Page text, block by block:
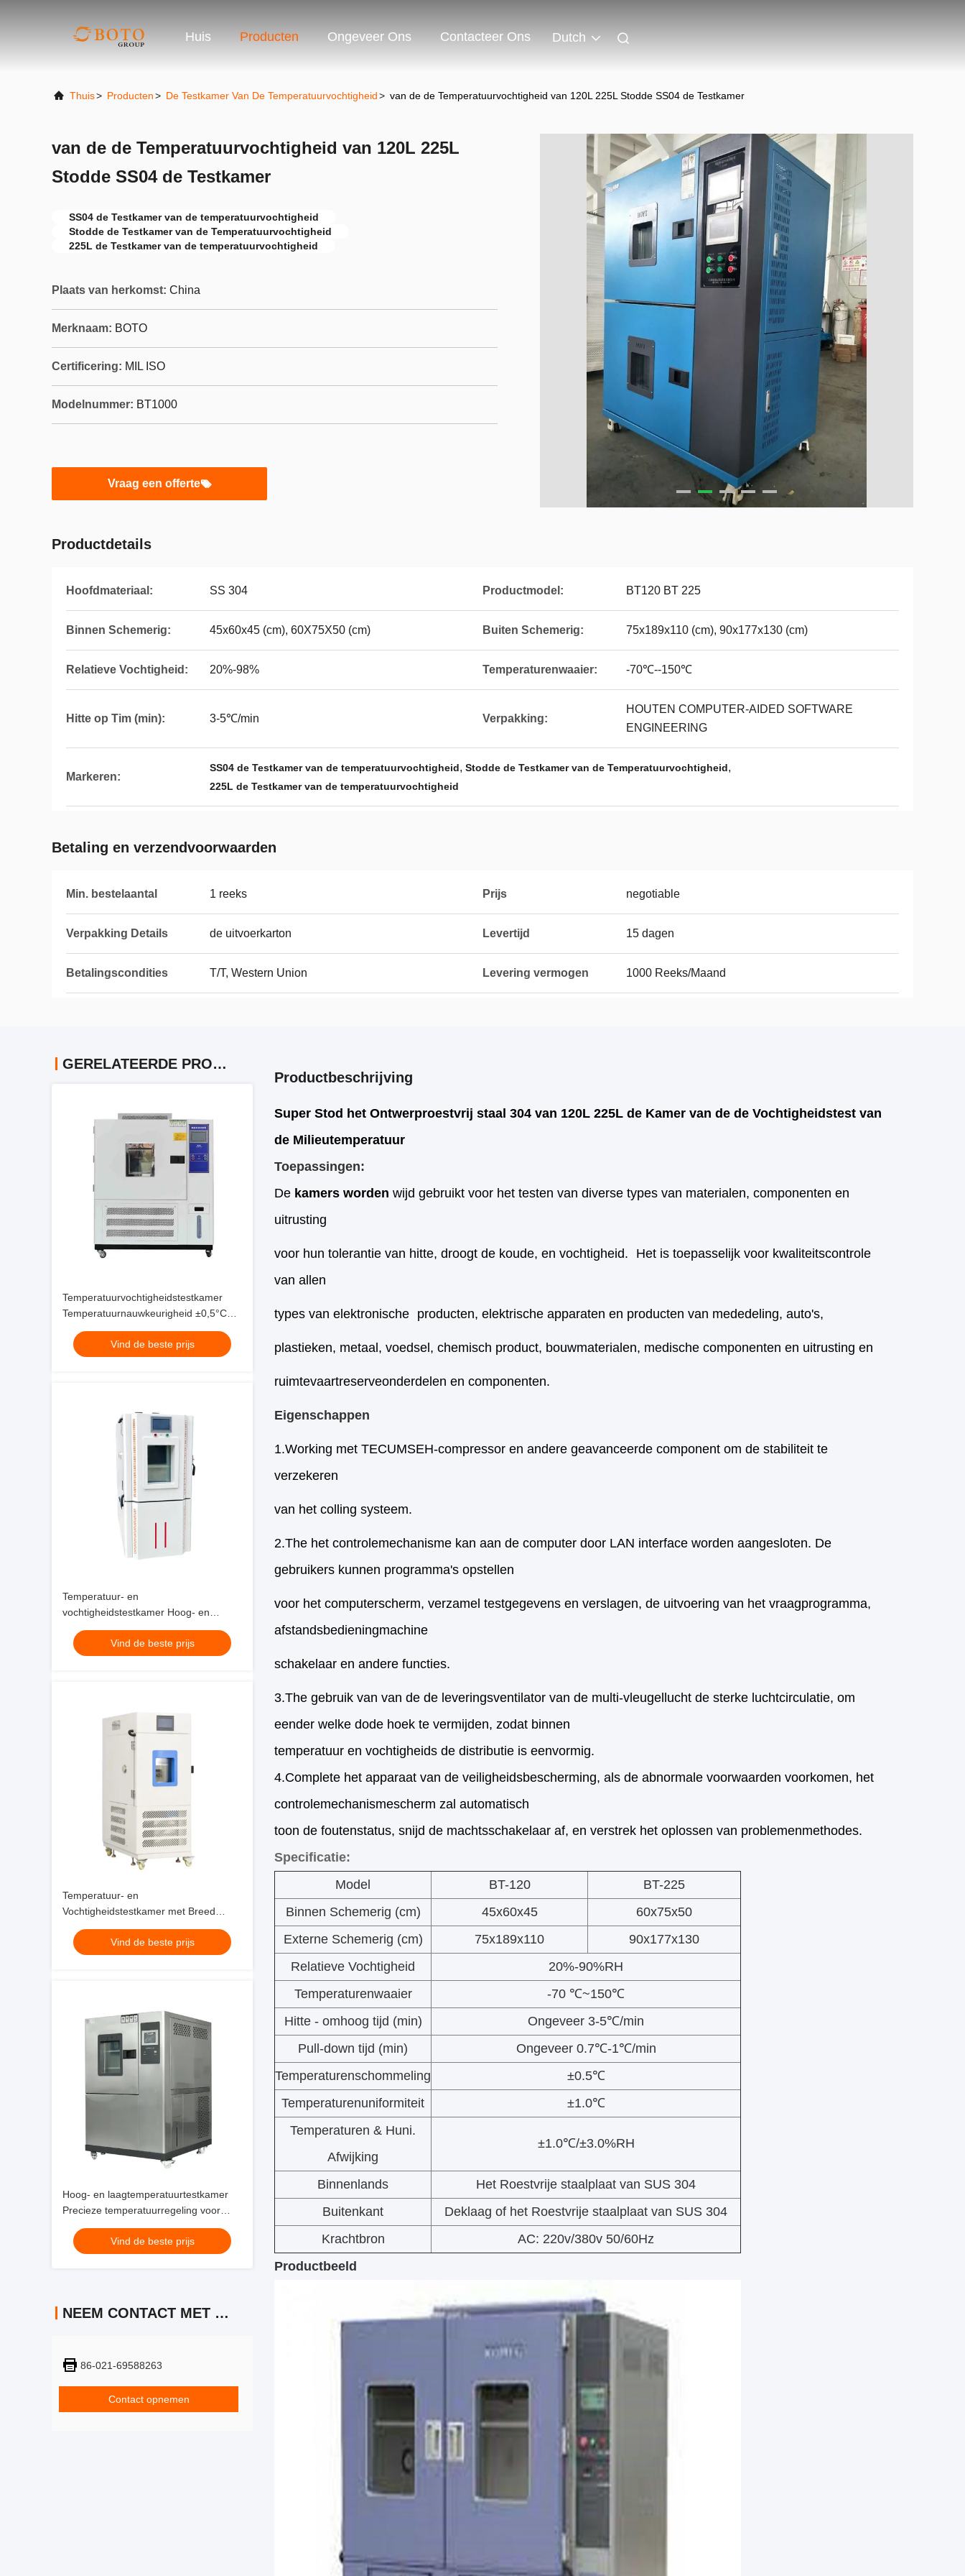
Huis Producten Ongeveer Ons Contacteer Ons Dutch
Thuis> Producten> De Testkamer Van De Temperatuurvochtigheid> van de de Temperatuurvochtigheid van 120L 225L Stodde SS04 de Testkamer
van de de Temperatuurvochtigheid van 120L 225L
Stodde SS04 de Testkamer
SS04 de Testkamer van de temperatuurvochtigheid
Stodde de Testkamer van de Temperatuurvochtigheid
225L de Testkamer van de temperatuurvochtigheid
Plaats van herkomst: China
Merknaam: BOTO
Certificering: MIL ISO
Modelnummer: BT1000
Vraag een offerte
Productdetails
Hoofdmateriaal: SS 304 Productmodel: BT120 BT 225
Binnen Schemerig: 45x60x45 (cm), 60X75X50 (cm) Buiten Schemerig: 75x189x110 (cm), 90x177x130 (cm)
Relatieve Vochtigheid: 20%-98% Temperaturenwaaier: -70℃--150℃
Hitte op Tim (min): 3-5℃/min Verpakking:
HOUTEN COMPUTER-AIDED SOFTWARE
ENGINEERING
Markeren:
SS04 de Testkamer van de temperatuurvochtigheid, Stodde de Testkamer van de Temperatuurvochtigheid,
225L de Testkamer van de temperatuurvochtigheid
Betaling en verzendvoorwaarden
Min. bestelaantal 1 reeks Prijs negotiable
Verpakking Details de uitvoerkarton Levertijd 15 dagen
Betalingscondities T/T, Western Union Levering vermogen 1000 Reeks/Maand
GERELATEERDE PRODUCTEN
Temperatuurvochtigheidstestkamer
Temperatuurnauwkeurigheid ±0,5°C
Met Temperatuurbereik -70°C ~ 180°C
Vind de beste prijs
Temperatuur- en
vochtigheidstestkamer Hoog- en
laagtemperatuurstestkamer voor
betrouwbaarheidstests
Vind de beste prijs
Temperatuur- en
Vochtigheidstestkamer met Breed
Temperatuurbereik -70℃~+180℃
Vind de beste prijs
Hoog- en laagtemperatuurtestkamer
Precieze temperatuurregeling voor
batterijonderzoek
Vind de beste prijs
NEEM CONTACT MET ONS OP
86-021-69588263
Contact opnemen
Productbeschrijving
Super Stod het Ontwerproestvrij staal 304 van 120L 225L de Kamer van de de Vochtigheidstest van
de Milieutemperatuur
Toepassingen:
De kamers worden wijd gebruikt voor het testen van diverse types van materialen, componenten en
uitrusting
voor hun tolerantie van hitte, droogt de koude, en vochtigheid.
Het is toepasselijk voor kwaliteitscontrole
van allen
types van elektronische producten, elektrische apparaten en producten van mededeling, auto's,
plastieken, metaal, voedsel, chemisch product, bouwmaterialen, medische componenten en uitrusting en
ruimtevaartreserveonderdelen en componenten.
Eigenschappen
1.Working met TECUMSEH-compressor en andere geavanceerde component om de stabiliteit te
verzekeren
van het colling systeem.
2.The het controlemechanisme kan aan de computer door LAN interface worden aangesloten. De
gebruikers kunnen programma's opstellen
voor het computerscherm, verzamel testgegevens en verslagen, de uitvoering van het vraagprogramma,
afstandsbedieningmachine
schakelaar en andere functies.
3.The gebruik van van de de leveringsventilator van de multi-vleugellucht de sterke luchtcirculatie, om
eender welke dode hoek te vermijden, zodat binnen
temperatuur en vochtigheids de distributie is eenvormig.
4.Complete het apparaat van de veiligheidsbescherming, als de abnormale voorwaarden voorkomen, het
controlemechanismescherm zal automatisch
toon de foutenstatus, snijd de machtsschakelaar af, en verstrek het oplossen van problemenmethodes.
Specificatie:
Model
BT-120
BT-225
Binnen Schemerig (cm)
45x60x45
60x75x50
Externe Schemerig (cm)
75x189x110
90x177x130
Relatieve Vochtigheid
20%-90%RH
Temperaturenwaaier
-70 ℃~150℃
Hitte - omhoog tijd (min)
Ongeveer 3-5℃/min
Pull-down tijd (min)
Ongeveer 0.7℃-1℃/min
Temperaturenschommeling
±0.5℃
Temperaturenuniformiteit
±1.0℃
Temperaturen & Huni.
Afwijking
±1.0℃/±3.0%RH
Binnenlands
Het Roestvrije staalplaat van SUS 304
Buitenkant
Deklaag of het Roestvrije staalplaat van SUS 304
Krachtbron
AC: 220v/380v 50/60Hz
Productbeeld